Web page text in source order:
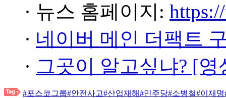
· 뉴스 홈페이지:
· 네이버 메인 더팩트
· 그곳이 알고싶냐? [
#포스코그룹#안전사고#산업재해#민주당#소병철#이재명